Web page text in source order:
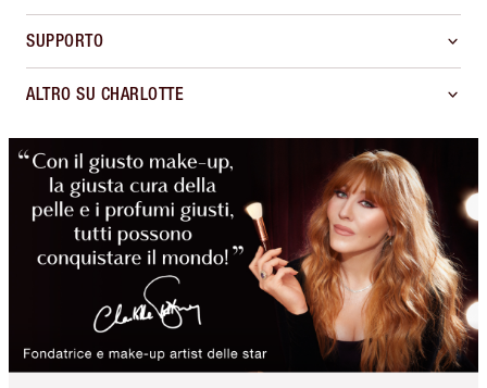
SUPPORTO
ALTRO SU CHARLOTTE